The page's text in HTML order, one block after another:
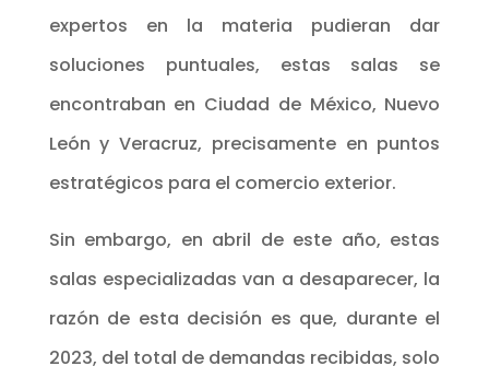
expertos en la materia pudieran dar
soluciones puntuales, estas salas se
encontraban en Ciudad de México, Nuevo
León y Veracruz, precisamente en puntos
estratégicos para el comercio exterior.
Sin embargo, en abril de este año, estas
salas especializadas van a desaparecer, la
razón de esta decisión es que, durante el
2023, del total de demandas recibidas, solo